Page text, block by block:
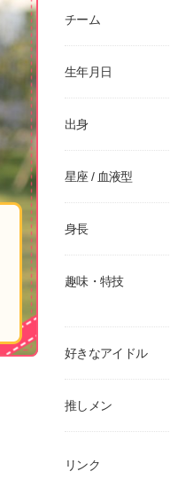
チーム
生年月日
出身
星座 / 血液型
身長
趣味・特技
好きなアイドル
推しメン
リンク